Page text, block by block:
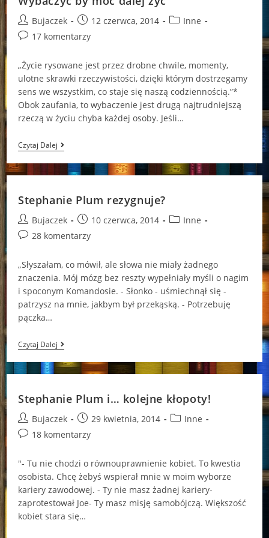
Post
author:
Bujaczek
Post
published:
12 czerwca, 2014
PostInne
Post17 komentarzy
„Życie rysowane jest przez drobne chwile, momenty,
ulotne skrawki rzeczywistości, dzięki którym dostrzegamy
sens we wszystkim, co staje się naszą codziennością.”*
Obok zaufania, to wybaczenie jest drugą najtrudniejszą
rzeczą w życiu chyba każdej osoby. Jeśli…
Czytaj DalejWybaczyć
By
Móc
Dalej
Stephanie Plum rezygnuje?
Post
author:
Bujaczek
Post
published:
10 czerwca, 2014
PostInne
Post28 komentarzy
„Słyszałam, co mówił, ale słowa nie miały żadnego
znaczenia. Mój mózg bez reszty wypełniały myśli o nagim
i spoconym Komandosie. - Słonko - uśmiechnął się -
patrzysz na mnie, jakbym był przekąską. - Potrzebuję
pączka…
Czytaj DalejStephanie
Plum
Rezygnuje?
Stephanie Plum i… kolejne kłopoty!
Post
author:
Bujaczek
Post
published:
29 kwietnia, 2014
PostInne
Post18 komentarzy
"- Tu nie chodzi o równouprawnienie kobiet. To kwestia
osobista. Chcę żebyś wspierał mnie w moim wyborze
kariery zawodowej. - Ty nie masz żadnej kariery-
zaprotestował Joe- Ty masz misję samobójczą. Większość
kobiet stara się…